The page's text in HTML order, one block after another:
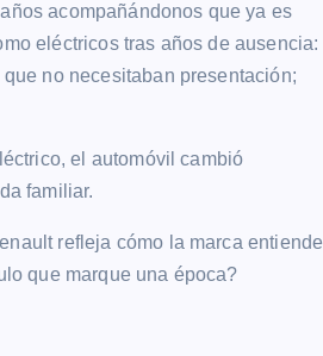
acompañándonos que ya es
eléctricos tras años de ausencia:
no necesitaban presentación;
el automóvil cambió
familiar.
refleja cómo la marca entiende
que marque una época?